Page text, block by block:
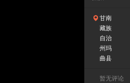
甘南
藏族
自治
州玛
曲县
暂无评论